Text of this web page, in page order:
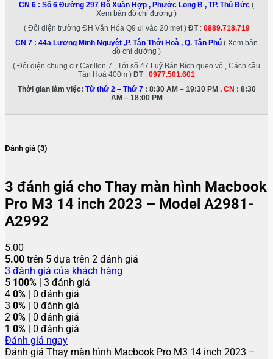
CN 6 : Số 6 Đường 297 Đỗ Xuân Hợp , Phước Long B , TP. Thủ Đức (
Xem bản đồ chỉ đường )
( Đối diện trường ĐH Văn Hóa Q9 đi vào 20 met ) ĐT: 0889.718.719
CN 7 : 44a Lương Minh Nguyệt ,P. Tân Thới Hoà , Q. Tân Phú ( Xem bản
đồ chỉ đường )
( Đối diện chung cư Carillon 7 , Tới số 47 Luỹ Bán Bích quẹo vô , Cách cầu
Tân Hoá 400m ) ĐT: 0977.501.601
Thời gian làm việc: Từ thứ 2 – Thứ 7: 8:30 AM – 19:30 PM , CN : 8:30
AM – 18:00 PM
Đánh giá (3)
3 đánh giá cho Thay màn hình Macbook
Pro M3 14 inch 2023 – Model A2981-
A2992
5.00
5.00 trên 5 dựa trên 2 đánh giá
3 đánh giá của khách hàng
5 100% | 3 đánh giá
4 0% | 0 đánh giá
3 0% | 0 đánh giá
2 0% | 0 đánh giá
1 0% | 0 đánh giá
Đánh giá ngay
Đánh giá Thay màn hình Macbook Pro M3 14 inch 2023 –